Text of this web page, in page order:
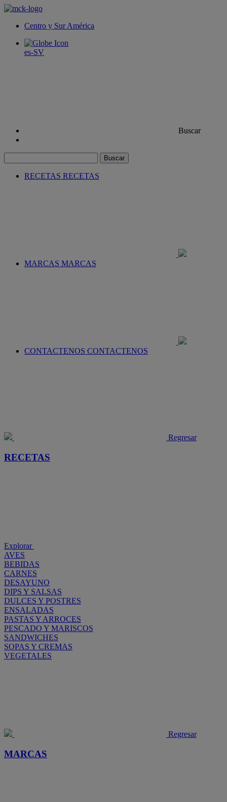
Centro y Sur América
es-SV
Buscar
Buscar
RECETAS RECETAS
MARCAS MARCAS
CONTACTENOS CONTACTENOS
Regresar
RECETAS
Explorar
AVES
BEBIDAS
CARNES
DESAYUNO
DIPS Y SALSAS
DULCES Y POSTRES
ENSALADAS
PASTAS Y ARROCES
PESCADO Y MARISCOS
SANDWICHES
SOPAS Y CREMAS
VEGETALES
Regresar
MARCAS